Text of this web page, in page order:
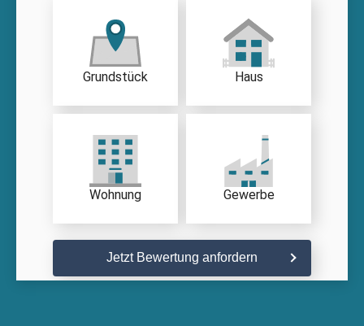
Grundstück Haus
Wohnung Gewerbe
Jetzt Bewertung anfordern